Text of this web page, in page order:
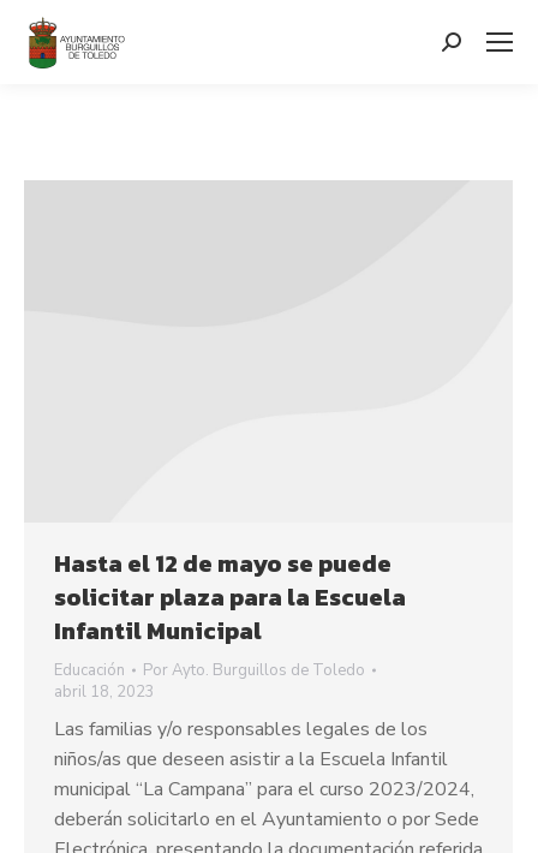
contenido
Search:
Hasta el 12 de mayo se puede
solicitar plaza para la Escuela
Infantil Municipal
Educación PorAyto. Burguillos de Toledo
abril 18, 2023
Las familias y/o responsables legales de los
niños/as que deseen asistir a la Escuela Infantil
municipal “La Campana” para el curso 2023/2024,
deberán solicitarlo en el Ayuntamiento o por Sede